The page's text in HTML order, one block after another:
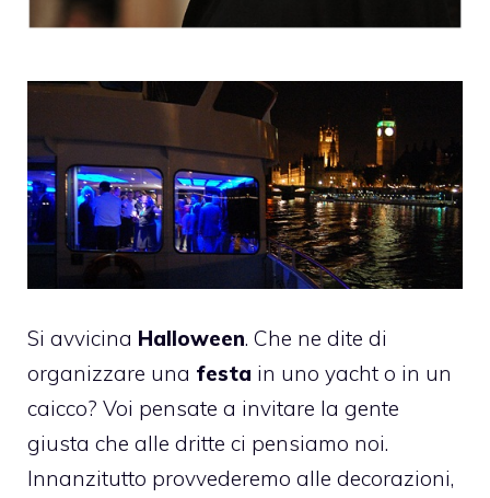
Si avvicina Halloween. Che ne dite di
organizzare una festa in uno yacht o in un
caicco? Voi pensate a invitare la gente
giusta che alle dritte ci pensiamo noi.
Innanzitutto provvederemo alle decorazioni,